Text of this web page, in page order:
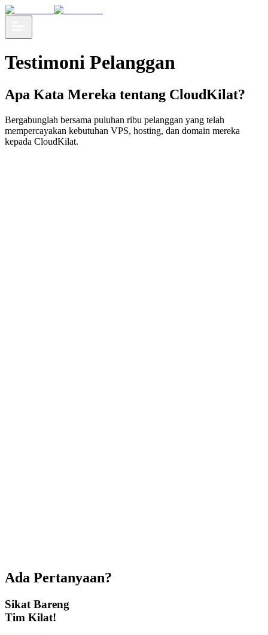
Testimoni Pelanggan
Apa Kata Mereka tentang CloudKilat?
Bergabunglah bersama puluhan ribu pelanggan yang telah
mempercayakan kebutuhan VPS, hosting, dan domain mereka
kepada CloudKilat.
Muhamad Ihsan Firdaus
CEO - Four Vision Media
Ada Pertanyaan?
Sikat Bareng
Tim Kilat!